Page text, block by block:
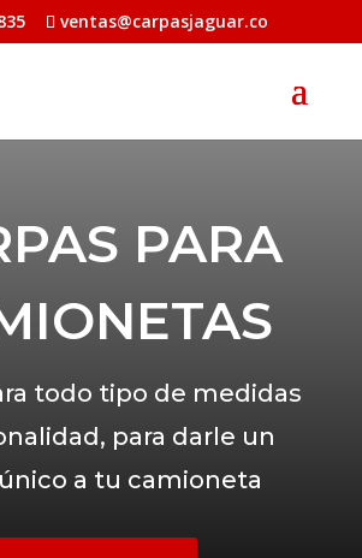
ventas@carpasjaguar.co
PARA
todo tipo de medidas
para darle un
a tu camioneta